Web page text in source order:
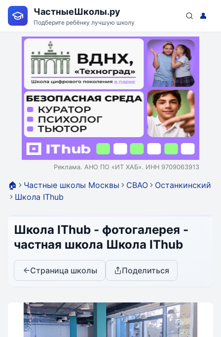
ЧастныеШколы.ру
Подберите ребёнку лучшую школу
👤
Реклама. АНО ПО «ИТ ХАБ». ИНН 9709063913
🏠 Частные школы Москвы СВАО
Останкинский
Школа IThub
Школа IThub - фотогалерея -
частная школа Школа IThub
Страница школы Поделиться